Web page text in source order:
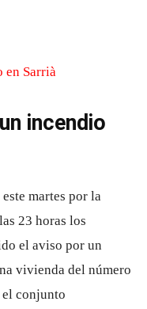
incendio
martes por la
23 horas los
el aviso por un
vivienda del número
el conjunto